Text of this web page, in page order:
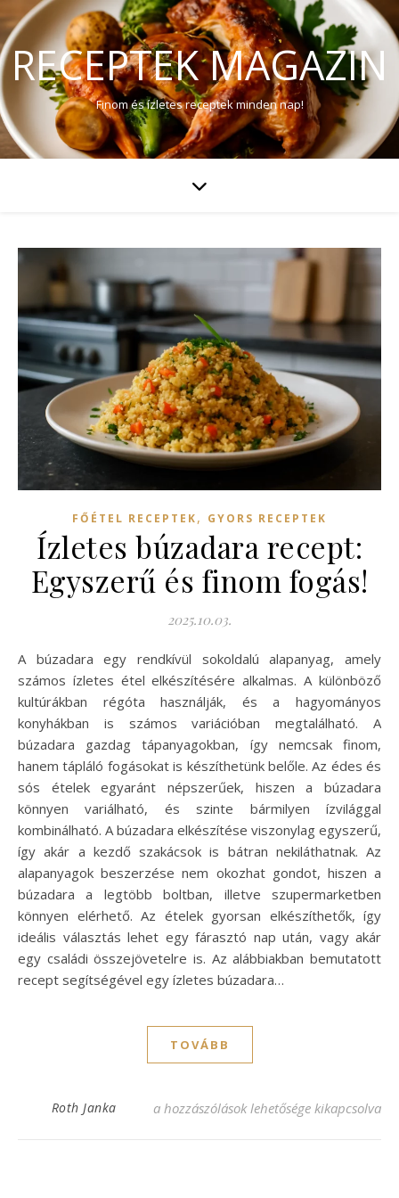
RECEPTEK MAGAZIN
Finom és ízletes receptek minden nap!
FŐÉTEL RECEPTEK, GYORS RECEPTEK
Ízletes búzadara recept:
Egyszerű és finom fogás!
2025.10.03.
A búzadara egy rendkívül sokoldalú alapanyag, amely
számos ízletes étel elkészítésére alkalmas. A különböző
kultúrákban régóta használják, és a hagyományos
konyhákban is számos variációban megtalálható. A
búzadara gazdag tápanyagokban, így nemcsak finom,
hanem tápláló fogásokat is készíthetünk belőle. Az édes és
sós ételek egyaránt népszerűek, hiszen a búzadara
könnyen variálható, és szinte bármilyen ízvilággal
kombinálható. A búzadara elkészítése viszonylag egyszerű,
így akár a kezdő szakácsok is bátran nekiláthatnak. Az
alapanyagok beszerzése nem okozhat gondot, hiszen a
búzadara a legtöbb boltban, illetve szupermarketben
könnyen elérhető. Az ételek gyorsan elkészíthetők, így
ideális választás lehet egy fárasztó nap után, vagy akár
egy családi összejövetelre is. Az alábbiakban bemutatott
recept segítségével egy ízletes búzadara…
TOVÁBB
Roth Janka Ízletes búzadara recept: Egyszerű és
a hozzászólások lehetősége kikapcsolva